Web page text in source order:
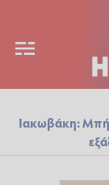
Ιακωβάκη: